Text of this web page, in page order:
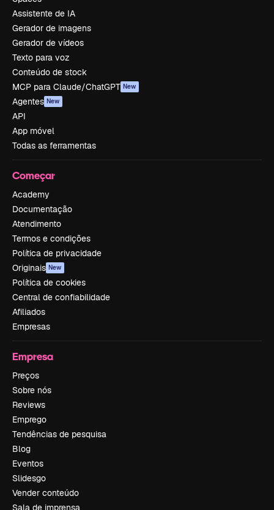
Assistente de IA
Gerador de imagens
Gerador de vídeos
Texto para voz
Conteúdo de stock
MCP para Claude/ChatGPT New
Agentes New
API
App móvel
Todas as ferramentas
Começar
Academy
Documentação
Atendimento
Termos e condições
Política de privacidade
Originais New
Política de cookies
Central de confiabilidade
Afiliados
Empresas
Empresa
Preços
Sobre nós
Reviews
Emprego
Tendências de pesquisa
Blog
Eventos
Slidesgo
Vender conteúdo
Sala de imprensa